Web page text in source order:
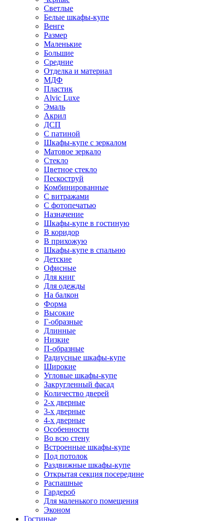
Светлые
Белые шкафы-купе
Венге
Размер
Маленькие
Большие
Средние
Отделка и материал
МДФ
Пластик
Alvic Luxe
Эмаль
Акрил
ДСП
С патиной
Шкафы-купе с зеркалом
Матовое зеркало
Стекло
Цветное стекло
Пескоструй
Комбинированные
С витражами
С фотопечатью
Назначение
Шкафы-купе в гостиную
В коридор
В прихожую
Шкафы-купе в спальню
Детские
Офисные
Для книг
Для одежды
На балкон
Форма
Высокие
Г-образные
Длинные
Низкие
П-образные
Радиусные шкафы-купе
Широкие
Угловые шкафы-купе
Закругленный фасад
Количество дверей
2-х дверные
3-х дверные
4-х дверные
Особенности
Во всю стену
Встроенные шкафы-купе
Под потолок
Раздвижные шкафы-купе
Открытая секция посередине
Распашные
Гардероб
Для маленького помещения
Эконом
Гостиные